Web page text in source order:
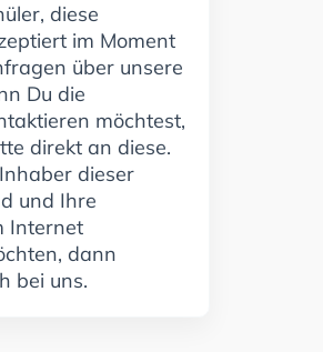
diese
im Moment
über unsere
Du die
möchtest,
direkt an diese.
dieser
und Ihre
Internet
dann
bei uns.